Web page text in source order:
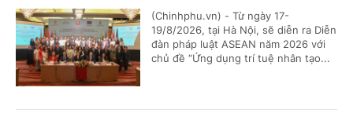
(Chinhphu.vn) - Từ ngày 17-
19/8/2026, tại Hà Nội, sẽ diễn ra Diễn
đàn pháp luật ASEAN năm 2026 với
chủ đề “Ứng dụng trí tuệ nhân tạo...